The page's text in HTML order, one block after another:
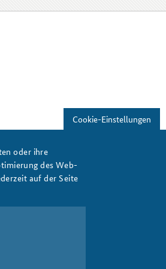
Cookie-Einstellungen
oder ihre
des Web-
auf der Seite